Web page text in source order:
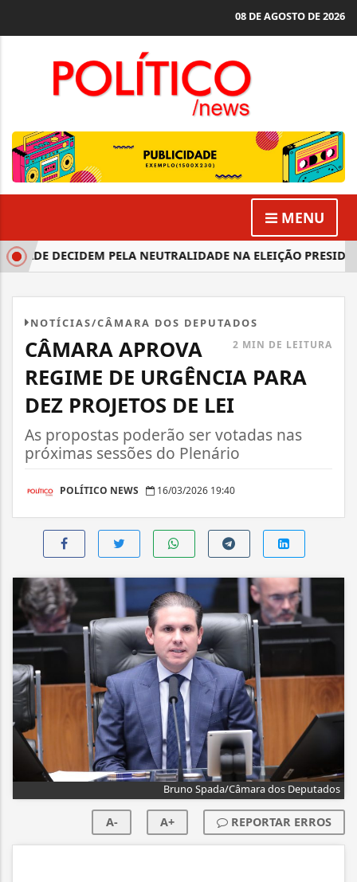
08 DE AGOSTO DE 2026
MENU
DECIDEM PELA NEUTRALIDADE NA ELEIÇÃO
NOTÍCIAS/CÂMARA DOS DEPUTADOS
2 MIN DE LEITURA
CÂMARA APROVA
REGIME DE URGÊNCIA PARA
DEZ PROJETOS DE LEI
As propostas poderão ser votadas nas
próximas sessões do Plenário
POLÍTICO NEWS 16/03/2026 19:40
Bruno Spada/Câmara dos Deputados
A- A+ REPORTAR ERROS